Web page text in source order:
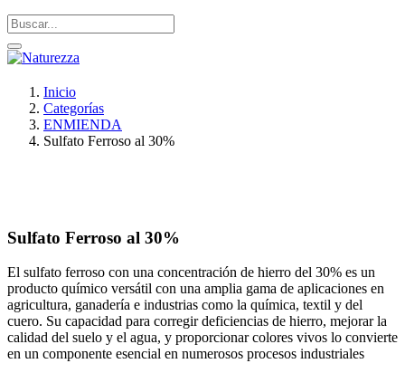
Inicio
Categorías
ENMIENDA
Sulfato Ferroso al 30%
Sulfato Ferroso al 30%
El sulfato ferroso con una concentración de hierro del 30% es un
producto químico versátil con una amplia gama de aplicaciones en
agricultura, ganadería e industrias como la química, textil y del
cuero. Su capacidad para corregir deficiencias de hierro, mejorar la
calidad del suelo y el agua, y proporcionar colores vivos lo convierte
en un componente esencial en numerosos procesos industriales